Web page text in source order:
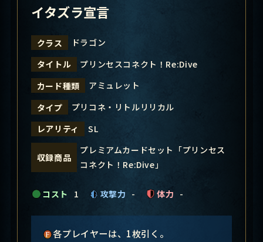
イタズラ宣言
クラス
ドラゴン
タイトル
プリンセスコネクト！Re:Dive
カード種類
アミュレット
タイプ
プリコネ・リトルリリカル
レアリティ
SL
収録商品
プレミアムカードセット「プリンセス
コネクト！Re:Dive」
コスト 1 攻撃力 - 体力 -
各プレイヤーは、1枚引く。